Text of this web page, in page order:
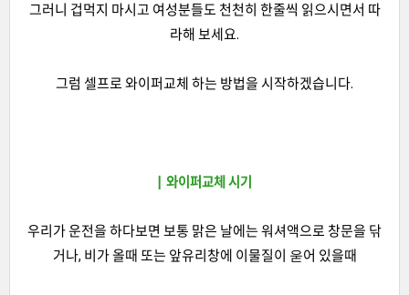
그러니 겁먹지 마시고 여성분들도 천천히 한줄씩 읽으시면서 따
라해 보세요.
그럼 셀프로 와이퍼교체 하는 방법을 시작하겠습니다.
| 와이퍼교체 시기
우리가 운전을 하다보면 보통 맑은 날에는 워셔액으로 창문을 닦
거나, 비가 올때 또는 앞유리창에 이물질이 욷어 있을때